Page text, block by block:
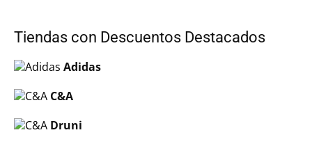
Tiendas con Descuentos Destacados
Adidas
C&A
Druni